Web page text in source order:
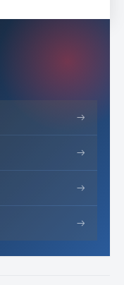
→
→
→
→